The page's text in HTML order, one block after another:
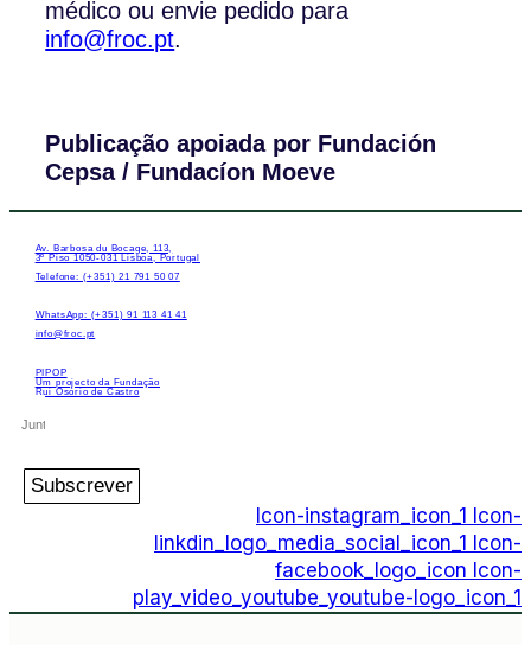
médico ou envie pedido para
info@froc.pt.
Publicação apoiada por Fundación
Cepsa / Fundacíon Moeve
Av. Barbosa du Bocage, 113,
3º Piso 1050-031 Lisboa, Portugal
Telefone: (+351) 21 791 50 07
WhatsApp: (+351) 91 113 41 41
info@froc.pt
PIPOP
Um projecto da Fundação
Rui Osório de Castro
Subscrever
Icon-instagram_icon_1
Icon-
linkdin_logo_media_social_icon_1
Icon-
facebook_logo_icon Icon-
play_video_youtube_youtube-logo_icon_1